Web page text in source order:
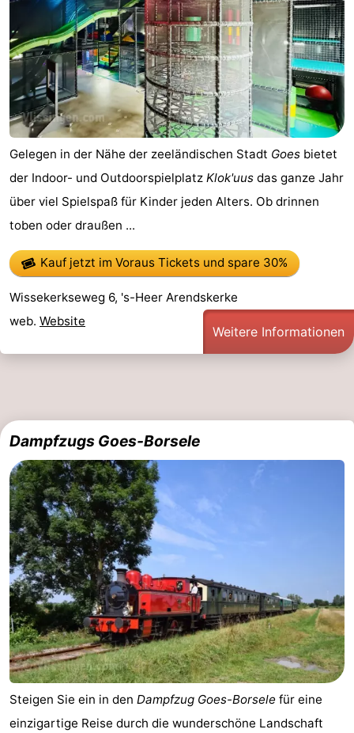
Gelegen in der Nähe der zeeländischen Stadt Goes bietet
der Indoor- und Outdoorspielplatz Klok'uus das ganze Jahr
über viel Spielspaß für Kinder jeden Alters. Ob drinnen
toben oder draußen ...
Kauf jetzt im Voraus Tickets und spare 30%
Wissekerkseweg 6, 's-Heer Arendskerke
web. Website
Weitere Informationen
Dampfzugs Goes-Borsele
Steigen Sie ein in den Dampfzug Goes-Borsele für eine
einzigartige Reise durch die wunderschöne Landschaft